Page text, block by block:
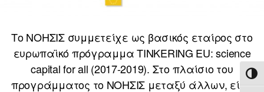
Το ΝΟΗΣΙΣ συμμετείχε ως βασικός εταίρος στο
ευρωπαϊκό πρόγραμμα TINKERING EU: science
capital for all (2017-2019). Στο πλαίσιο του
προγράμματος το ΝΟΗΣΙΣ μεταξύ άλλων, είχε